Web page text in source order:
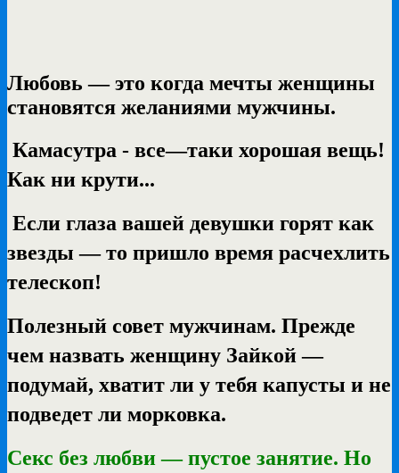
Любовь — это когда мечты женщины
становятся желаниями мужчины.
Камасутра - все—таки хорошая вещь!
Как ни крути...
Если глаза вашей девушки горят как
звезды — то пришло время расчехлить
телескоп!
Полезный совет мужчинам. Прежде
чем назвать женщину Зайкой —
подумай, хватит ли у тебя капусты и не
подведет ли морковка.
Секс без любви — пустое занятие. Но